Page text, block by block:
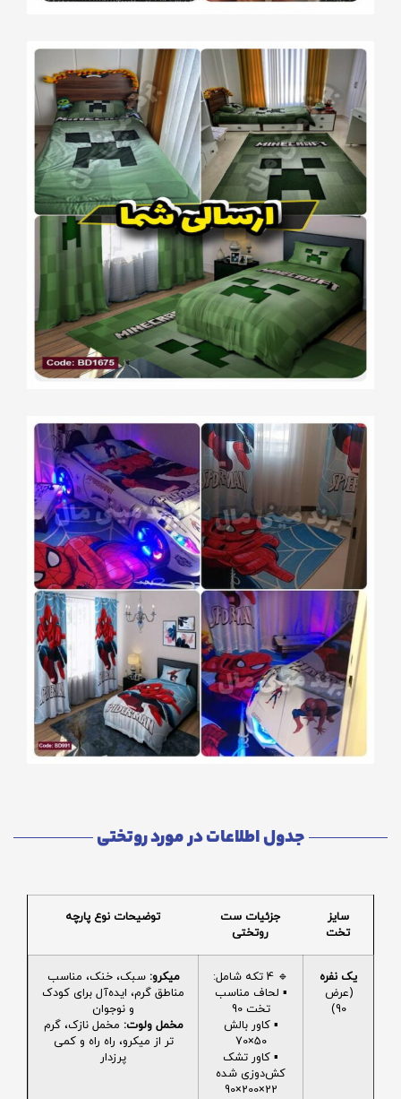
جدول اطلاعات در مورد روتختی
سایز
تخت
جزئیات ست
روتختی
توضیحات نوع پارچه
یک نفره
(عرض
90)
🔹 4 تکه شامل:
▪️ لحاف مناسب
تخت 90
▪️ کاور بالش
50×70
▪️ کاور تشک
کش‌دوزی شده
22×200×90
میکرو: سبک، خنک، مناسب
مناطق گرم، ایده‌آل برای کودک
و نوجوان
مخمل ولوت: مخمل نازک، گرم
تر از میکرو، راه راه و کمی
پرزدار